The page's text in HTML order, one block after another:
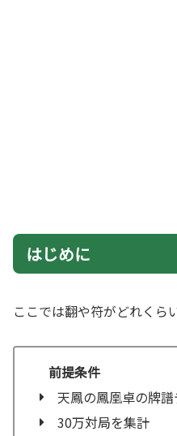
はじめに
ここでは翻や符がどれくら
前提条件
天鳳の鳳凰卓の牌
30万対局を集計